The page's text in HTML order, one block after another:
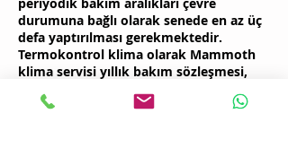
durumuna bağlı olarak senede en az üç
defa yaptırılması gerekmektedir.
Termokontrol klima olarak Mammoth
klima servisi yıllık bakım sözleşmesi,
vererek bu konuda müşterilerimize